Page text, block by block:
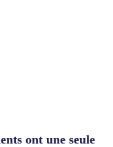
ont une seule